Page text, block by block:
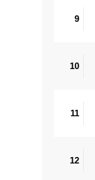
9
10
11
12